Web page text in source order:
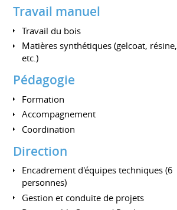
Travail manuel
Travail du bois
Matières synthétiques (gelcoat, résine,
etc.)
Pédagogie
Formation
Accompagnement
Coordination
Direction
Encadrement d'équipes techniques (6
personnes)
Gestion et conduite de projets